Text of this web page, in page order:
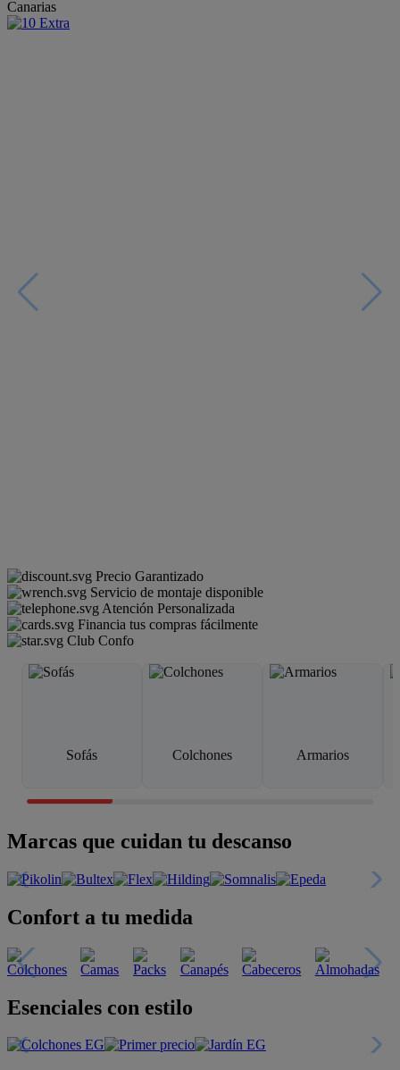
Canarias
Precio Garantizado
Servicio de montaje disponible
Atención Personalizada
Financia tus compras fácilmente
Club Confo
Sofás Colchones Armarios
Marcas que cuidan tu descanso
Confort a tu medida
Esenciales con estilo